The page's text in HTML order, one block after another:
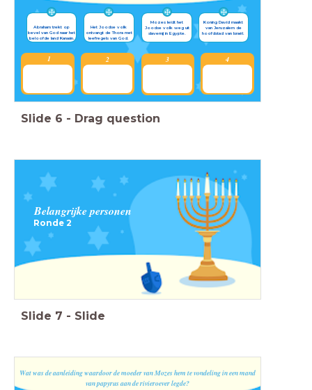
1 2 3 4
Abraham trekt op
bevel van God naar het
beloofde land Kanaän.
Het Joodse volk
ontvangt de Thora met
leefregels van God.
Mozes leidt het
Joodse volk weg uit
slavernij in Egypte.
Koning David maakt
van Jeruzalem de
hoofdstad van Israël.
Slide 6 - Drag question
Belangrijke personen
Ronde 2
Slide 7 - Slide
Wat was de aanleiding waardoor de moeder van Mozes hem te vondeling in een mand
van papyrus aan de rivieroever legde?